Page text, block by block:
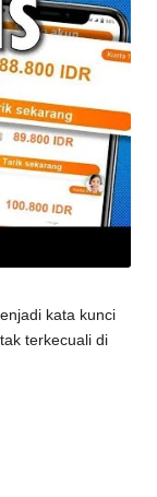
kata kunci
terkecuali di